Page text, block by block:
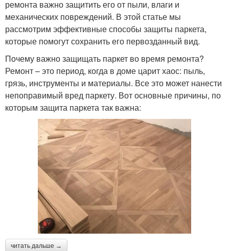
ремонта важно защитить его от пыли, влаги и
механических повреждений. В этой статье мы
рассмотрим эффективные способы защиты паркета,
которые помогут сохранить его первозданный вид.
Почему важно защищать паркет во время ремонта?
Ремонт – это период, когда в доме царит хаос: пыль,
грязь, инструменты и материалы. Все это может нанести
непоправимый вред паркету. Вот основные причины, по
которым защита паркета так важна:
читать дальше →